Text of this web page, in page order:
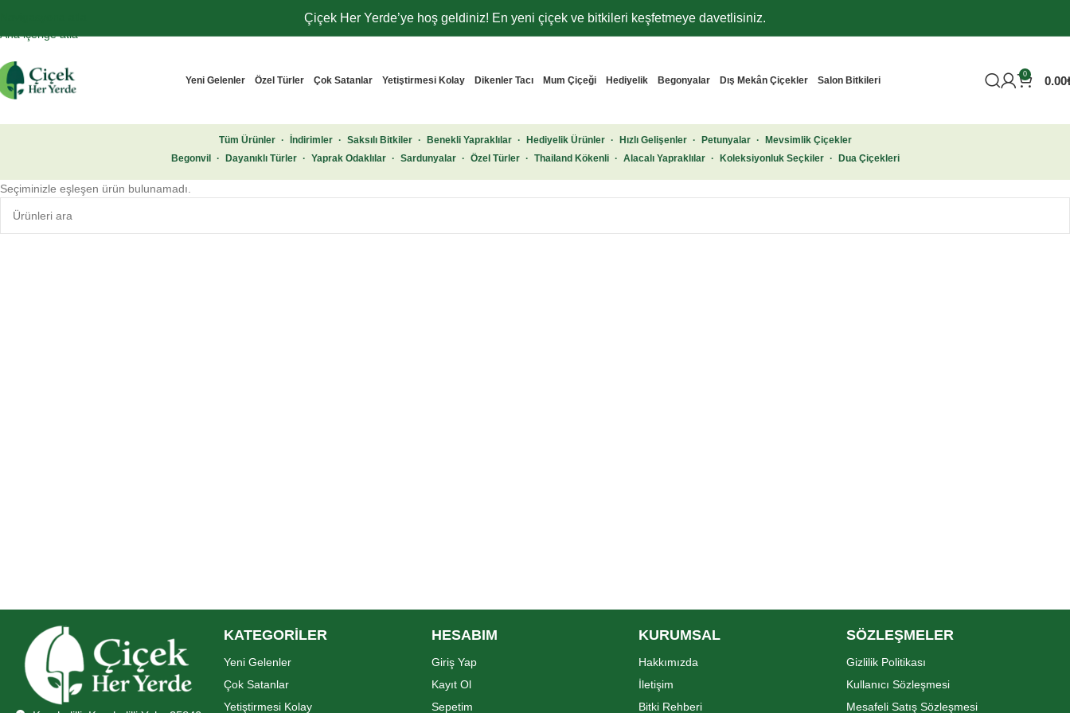
Ana içeriğe atla
Çiçek Her Yerde’ye hoş geldiniz! En yeni çiçek ve bitkileri keşfetmeye davetlisiniz.
Yeni Gelenler Özel Türler Çok Satanlar Yetiştirmesi Kolay Dikenler Tacı Mum Çiçeği Hediyelik Begonyalar Dış Mekân Çiçekler Salon Bitkileri
0 0.00
Tüm Ürünler · İndirimler · Saksılı Bitkiler · Benekli Yapraklılar · Hediyelik Ürünler · Hızlı Gelişenler · Petunyalar ·
Mevsimlik Çiçekler
Begonvil
· Dayanıklı Türler · Yaprak Odaklılar · Sardunyalar · Özel Türler · Thailand Kökenli · Alacalı Yapraklılar · Koleksiyonluk Seçkiler · Dua Çiçekleri
Seçiminizle eşleşen ürün bulunamadı.
KATEGORİLER
Yeni Gelenler
Çok Satanlar
Yetiştirmesi Kolay
HESABIM
Giriş Yap
Kayıt Ol
Sepetim
KURUMSAL
Hakkımızda
İletişim
Bitki Rehberi
SÖZLEŞMELER
Gizlilik Politikası
Kullanıcı Sözleşmesi
Mesafeli Satış Sözleşmesi